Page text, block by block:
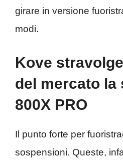
girare in versione
modi.
Kove
del mercato la
800X PRO
Il punto forte per
sospensioni. Queste,